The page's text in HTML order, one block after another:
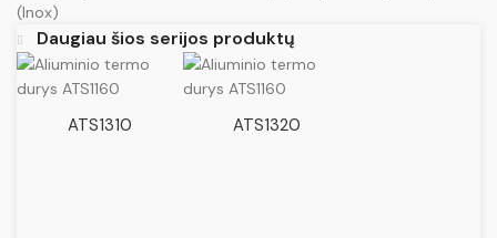
(Inox)
Daugiau šios serijos produktų
ATS1310 ATS1320